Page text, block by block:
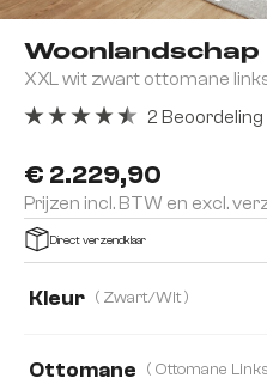
Woonlandschap
XXL wit zwart ottomane
€ 2.229,90
Prijzen incl. BTW en excl.
2 Beoordeling
Direct verzendklaar
Kleur ( Zwart/Wit )
Ottomane